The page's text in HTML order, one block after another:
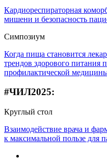
Кардиореспираторная
мишени и безопасность
Симпозиум
Когда пища становится
трендов здорового питания
профилактической
#ЧИЛ2025:
Круглый стол
Взаимодействие врача и
к максимальной пользе для